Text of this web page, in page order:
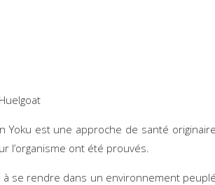
Yoku est une approche de santé
l’organisme ont été prouvés.
se rendre dans un environnement